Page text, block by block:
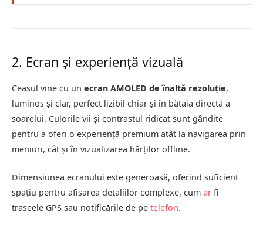
2. Ecran și experiență vizuală
Ceasul vine cu un ecran AMOLED de înaltă rezoluție,
luminos și clar, perfect lizibil chiar și în bătaia directă a
soarelui. Culorile vii și contrastul ridicat sunt gândite
pentru a oferi o experiență premium atât la navigarea prin
meniuri, cât și în vizualizarea hărților offline.
Dimensiunea ecranului este generoasă, oferind suficient
spațiu pentru afișarea detaliilor complexe, cum ar fi
traseele GPS sau notificările de pe telefon.